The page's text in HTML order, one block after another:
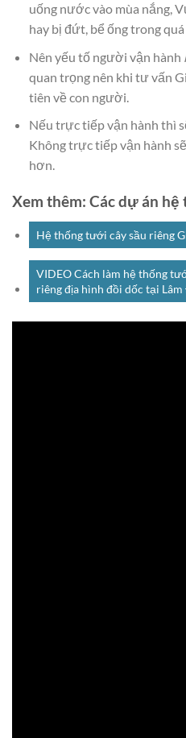
uống nước vào mùa nắng,
hay bị đứt, bể ống trong
Nên yếu tố người vận hành
quan trọng nên khi tư vấn
tiên về con người.
Nếu trực tiếp vận hành thì
Không trực tiếp vận hành
hơn.
Xem thêm: Các dự án
Hệ thống tưới cây sầu riêng
VIDEO Cách làm hệ thống
riêng địa hình đồi dốc tại